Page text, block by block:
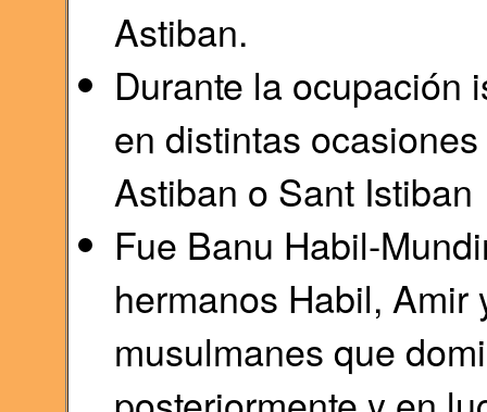
Astiban.
Durante la ocupación
en distintas
Astiban o Sant Istiban
Fue Banu Habil-
hermanos Habil, Amir
musulmanes que